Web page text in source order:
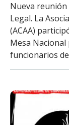
Nueva reunión
Legal. La
(ACAA)
Mesa
funcionarios